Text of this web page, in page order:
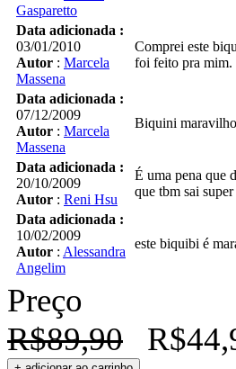
Gasparetto
Data adicionada :
03/01/2010
Autor : Marcela
Massena
Comprei este
foi feito pra mim.
Data adicionada :
07/12/2009
Autor : Marcela
Massena
Biquini
Data adicionada :
20/10/2009
Autor : Reni Hsu
É uma pena que
que tbm sai
Data adicionada :
10/02/2009
Autor : Alessandra
Angelim
este biquibi é
Preço
R$89,90